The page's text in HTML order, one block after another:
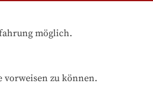
möglich.
vorweisen zu können.